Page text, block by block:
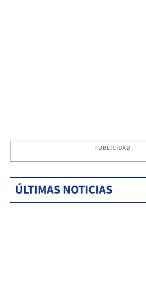
PUBLICIDAD
ÚLTIMAS NOTICIAS